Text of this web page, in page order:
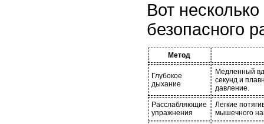
Вот
безопасного
Метод
Глубокое
дыхание
Медленный
секунд и
давление.
Расслабляющие
упражнения
Легкие
мышечного